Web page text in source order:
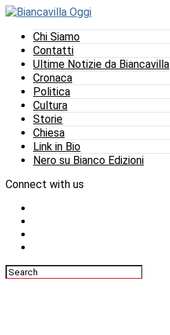
Chi Siamo
Contatti
Ultime Notizie da Biancavilla
Cronaca
Politica
Cultura
Storie
Chiesa
Link in Bio
Nero su Bianco Edizioni
Connect with us